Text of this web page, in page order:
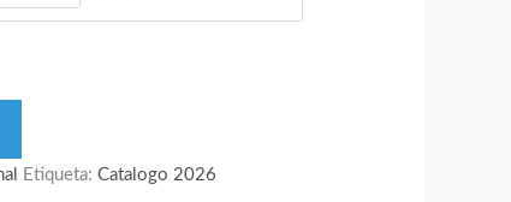
Etiqueta: Catalogo 2026